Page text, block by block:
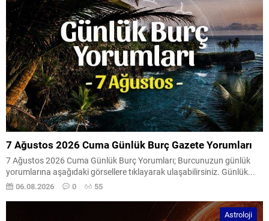
7 Ağustos 2026 Cuma Günlük Burç Gazete Yorumları
7 Ağustos 2026 Cuma Günlük Burç Yorumları; Burcunuzun günlük
yorumlarına aşağıdaki görsellere tıklayarak ulaşabilirsiniz. Günlük...
06.08.2026 0 55
Astroloji